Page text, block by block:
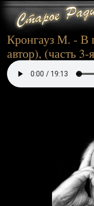
Кронгауз М. - В
автор), (часть 3-